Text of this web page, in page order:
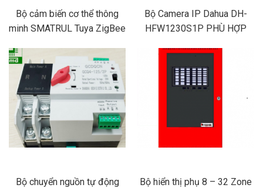
Bộ cảm biến cơ thể thông
minh SMATRUL Tuya ZigBee
cảnh báo tương thích cho
Alexa Google Home
Bộ Camera IP Dahua DH-
HFW1230S1P PHÙ HỢP
CÔNG TRÌNH…
Bộ chuyển nguồn tự động
Bộ hiển thị phụ 8 – 32 Zone